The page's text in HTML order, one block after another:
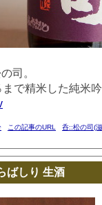
司。
で精米した純米
この記事のURL 呑::松の司(
ばしり 生酒